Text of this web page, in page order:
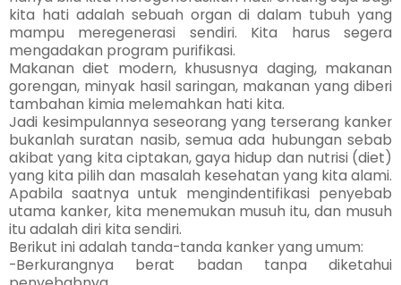
kita hati adalah sebuah organ di dalam tubuh yang
mampu meregenerasi sendiri. Kita harus segera
mengadakan program purifikasi.
Makanan diet modern, khususnya daging, makanan
gorengan, minyak hasil saringan, makanan yang diberi
tambahan kimia melemahkan hati kita.
Jadi kesimpulannya seseorang yang terserang kanker
bukanlah suratan nasib, semua ada hubungan sebab
akibat yang kita ciptakan, gaya hidup dan nutrisi (diet)
yang kita pilih dan masalah kesehatan yang kita alami.
Apabila saatnya untuk mengindentifikasi penyebab
utama kanker, kita menemukan musuh itu, dan musuh
itu adalah diri kita sendiri.
Berikut ini adalah tanda-tanda kanker yang umum:
-Berkurangnya berat badan tanpa diketahui